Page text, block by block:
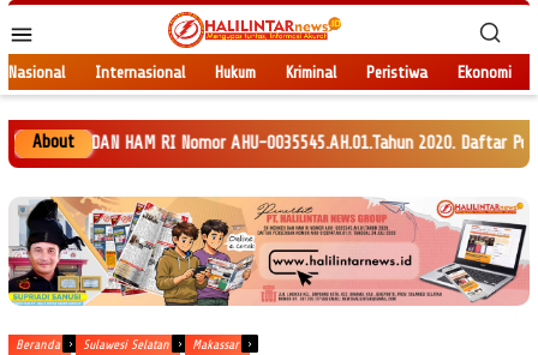
ke
kontenMobile
Nasional Internasional Hukum Kriminal Peristiwa Ekonomi
About
DAN HAM RI Nomor AHU-0035545.AH.01.Tahun 2020. Daftar
Beranda Sulawesi Selatan Makassar